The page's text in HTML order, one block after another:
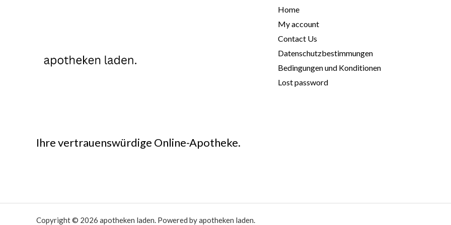
Ihre vertrauenswürdige Online-Apotheke.
Home
My account
Contact Us
Datenschutzbestimmungen
Bedingungen und Konditionen
Lost password
Copyright © 2026 apotheken laden. Powered by apotheken laden.